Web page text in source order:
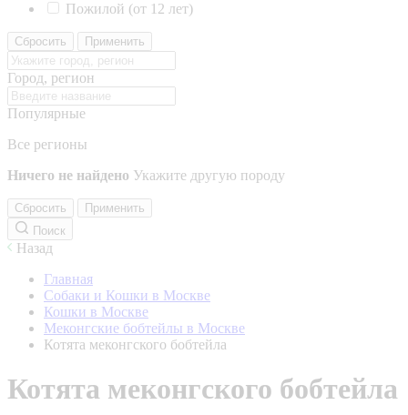
Пожилой (от 12 лет)
Сбросить Применить
Город, регион
Популярные
Все регионы
Ничего не найдено Укажите другую породу
Сбросить
Применить
Поиск
Назад
Главная
Собаки и Кошки в Москве
Кошки в Москве
Меконгские бобтейлы в Москве
Котята меконгского бобтейла
Котята меконгского бобтейла